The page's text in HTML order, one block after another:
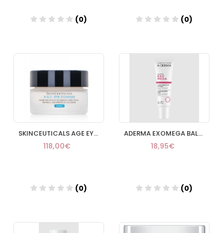
(0) (0)
SKINCEUTICALS AGE EYE COMPLEX 1 TARRO 15 G
118,00€
(0)
ADERMA EXOMEGA BALSAMO PALPEBRAL CALMANTE 15 ML
18,95€
(0)
Añadir